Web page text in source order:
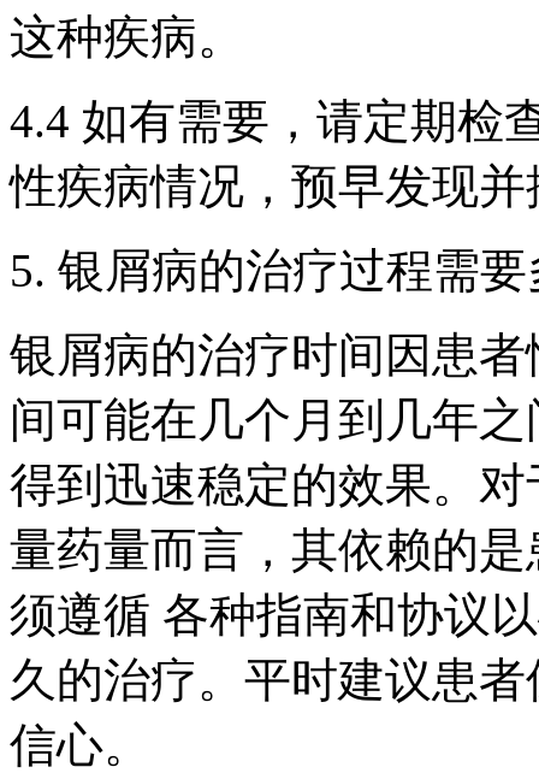
这种疾病。
4.4 如有需要，请定期检
性疾病情况，预早发现
5. 银屑病的治疗过程需
银屑病的治疗时间因患
间可能在几个月到几年
得到迅速稳定的效果。
量药量而言，其依赖的
须遵循 各种指南和协议
久的治疗。平时建议患
信心。